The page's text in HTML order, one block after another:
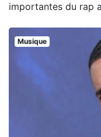
importantes du rap
Musique